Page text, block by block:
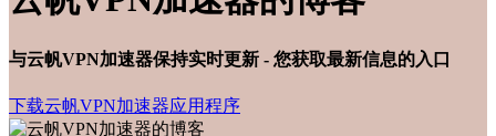
与云帆VPN加速器保持实时更新 - 您获取最新信息的入口
下载云帆VPN加速器应用程序